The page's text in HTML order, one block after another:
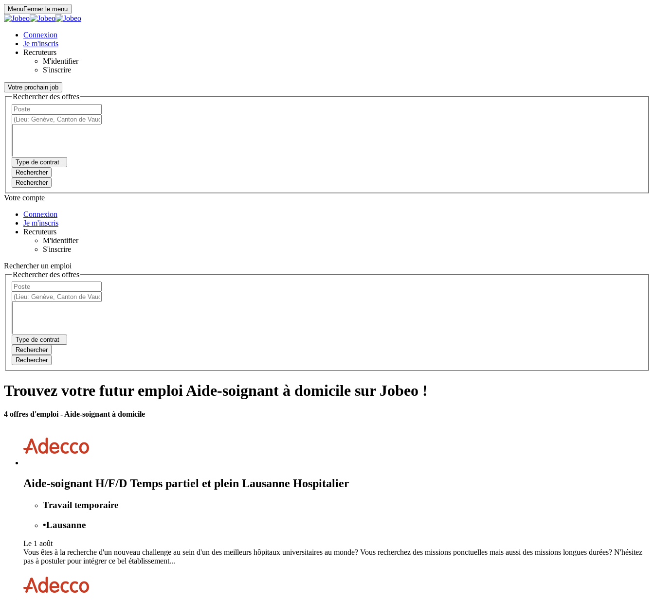
MenuFermer le menu
Connexion
Je m'inscris
Recruteurs
M'identifier
S'inscrire
Votre prochain job
Rechercher des offres
Type de contrat
Rechercher
Rechercher
Votre compte
Connexion
Je m'inscris
Recruteurs
M'identifier
S'inscrire
Rechercher un emploi
Rechercher des offres
Type de contrat
Rechercher
Rechercher
Trouvez votre futur emploi Aide-soignant à domicile sur Jobeo !
4 offres d'emploi - Aide-soignant à domicile
Aide-soignant H/F/D Temps partiel et plein Lausanne Hospitalier
Travail temporaire
•Lausanne
Le 1 août
Vous êtes à la recherche d'un nouveau challenge au sein d'un des meilleurs hôpitaux universitaires au monde? Vous recherchez des missions ponctuelles mais aussi des missions longues durées? N'hésitez
pas à postuler pour intégrer ce bel établissement...
Panneau de gestion des cookies